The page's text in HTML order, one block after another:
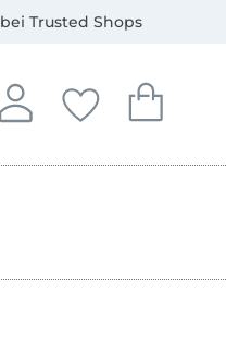
Trusted Shops
Anmelden
deinem Konto
Deine
Du hast keine
Dein
Du hast